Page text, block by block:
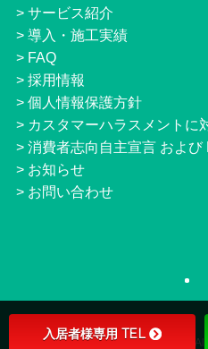
> サービス紹介
> 導入・施工実績
> FAQ
> 採用情報
> 個人情報保護方針
> カスタマーハラスメントに
> 消費者志向自主宣言 および
> お知らせ
> お問い合わせ
© JNETS Co.,ltd.
入居者様専用 TEL